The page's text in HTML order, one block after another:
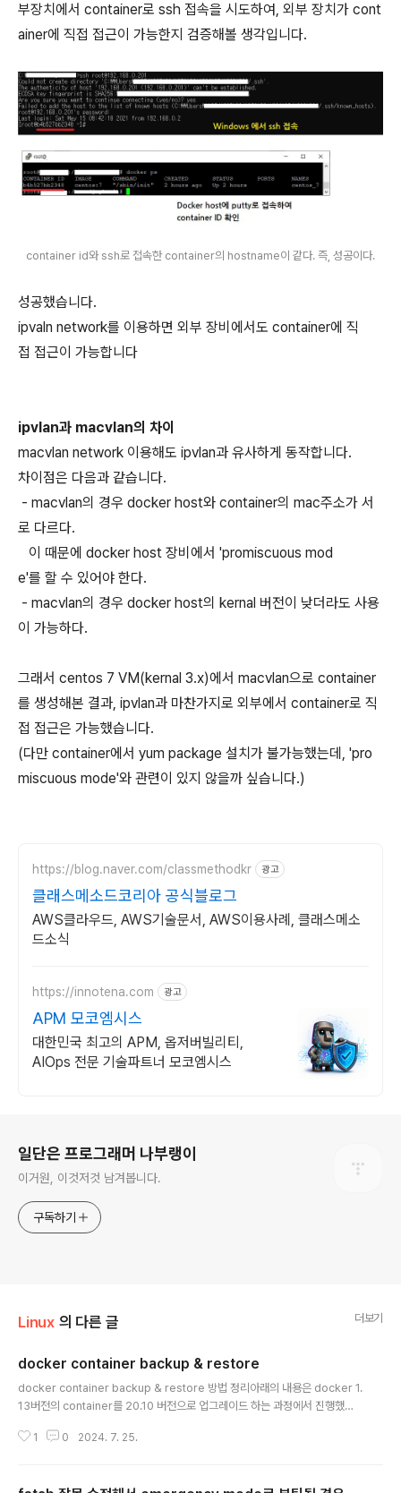
부장치에서 container로 ssh 접속을 시도하여, 외부 장치가 cont
ainer에 직접 접근이 가능한지 검증해볼 생각입니다.
container id와 ssh로 접속한 container의 hostname이 같다. 즉, 성공이다.
성공했습니다.
ipvaln network를 이용하면 외부 장비에서도 container에 직
접 접근이 가능합니다
ipvlan과 macvlan의 차이
macvlan network 이용해도 ipvlan과 유사하게 동작합니다.
차이점은 다음과 같습니다.
- macvlan의 경우 docker host와 container의 mac주소가 서
로 다르다.
이 때문에 docker host 장비에서 'promiscuous mod
e'를 할 수 있어야 한다.
- macvlan의 경우 docker host의 kernal 버전이 낮더라도 사용
이 가능하다.
그래서 centos 7 VM(kernal 3.x)에서 macvlan으로 container
를 생성해본 결과, ipvlan과 마찬가지로 외부에서 container로 직
접 접근은 가능했습니다.
(다만 container에서 yum package 설치가 불가능했는데, 'pro
miscuous mode'와 관련이 있지 않을까 싶습니다.)
https://blog.naver.com/classmethodkr 광고
클래스메소드코리아 공식블로그
AWS클라우드, AWS기술문서, AWS이용사례, 클래스메소
드소식
https://innotena.com 광고
APM 모코엠시스
대한민국 최고의 APM, 옵저버빌리티,
AIOps 전문 기술파트너 모코엠시스
일단은 프로그래머 나부랭이
이거원, 이것저것 남겨봅니다.
구독하기
Linux 의 다른 글 더보기
docker container backup & restore
docker container backup & restore 방법 정리아래의 내용은 docker 1.
13버전의 container를 20.10 버전으로 업그레이드 하는 과정에서 진행했던
ner의 backup과 restore만을 정리했다.따라서 docker network와 bind
1 0 2024. 7. 25.